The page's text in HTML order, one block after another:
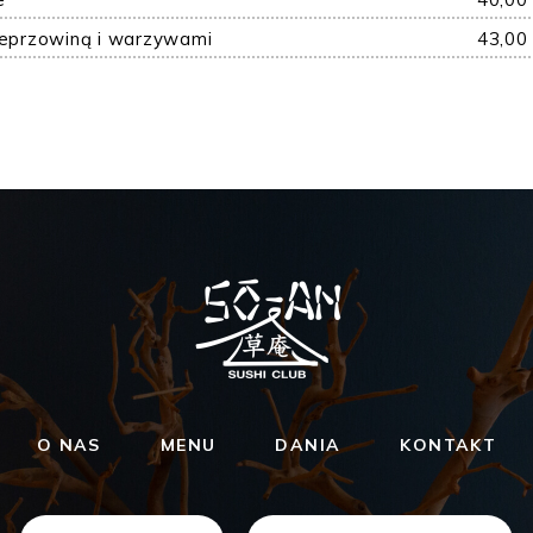
i warzywami
43,00
O NAS MENU DANIA KONTAKT